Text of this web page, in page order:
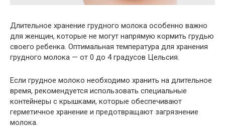
Длительное хранение грудного молока особенно важно
для женщин, которые не могут напрямую кормить грудью
своего ребенка. Оптимальная температура для хранения
грудного молока — от 0 до 4 градусов Цельсия.
Если грудное молоко необходимо хранить на длительное
время, рекомендуется использовать специальные
контейнеры с крышками, которые обеспечивают
герметичное хранение и предотвращают загрязнение
молока.